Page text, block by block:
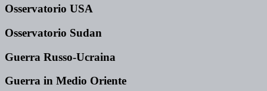
Osservatorio USA
Osservatorio Sudan
Guerra Russo-Ucraina
Guerra in Medio Oriente